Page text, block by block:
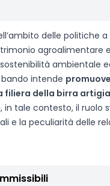
delle politiche
agroalimentare
ambientale
intende
filiera della birra
in tale contesto, il ruolo
e la peculiarità delle